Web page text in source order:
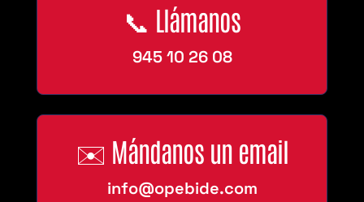
📞 Llámanos
945 10 26 08
✉️ Mándanos un email
info@opebide.com